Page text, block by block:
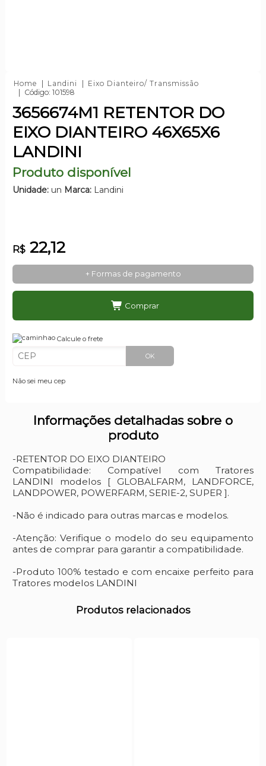
Home Landini
Eixo Dianteiro/ Transmissão
Código: 101598
3656674M1 RETENTOR DO
EIXO DIANTEIRO 46X65X6
LANDINI
Produto disponível
Unidade:un Marca:Landini
R$22,12
+ Formas de pagamento
Comprar
Calcule o frete
OK
Não sei meu cep
Informações detalhadas sobre o
produto
-RETENTOR DO EIXO DIANTEIRO
Compatibilidade: Compatível com Tratores
LANDINI modelos [ GLOBALFARM, LANDFORCE,
LANDPOWER, POWERFARM, SERIE-2, SUPER ].
-Não é indicado para outras marcas e modelos.
-Atenção: Verifique o modelo do seu equipamento
antes de comprar para garantir a compatibilidade.
-Produto 100% testado e com encaixe perfeito para
Tratores modelos LANDINI
Produtos relacionados